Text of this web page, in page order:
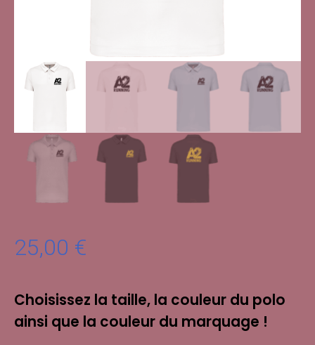
25,00 €
Choisissez la taille, la couleur du polo
ainsi que la couleur du marquage !